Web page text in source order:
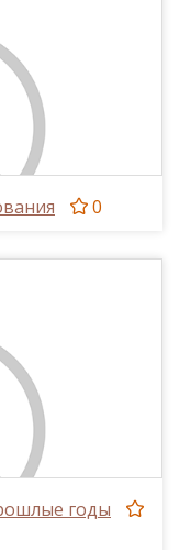
0
годы